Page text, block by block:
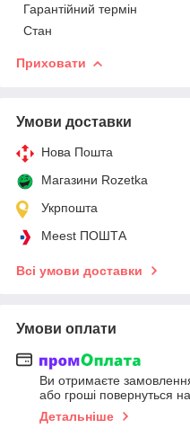
Гарантійний термін
Стан
Приховати
Умови доставки
Нова Пошта
Магазини Rozetka
Укрпошта
Meest ПОШТА
Всі умови доставки
Умови оплати
Ви отримаєте
або гроші повернуться
Детальніше